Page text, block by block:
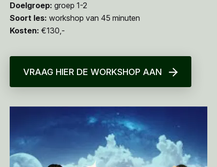
Doelgroep: groep 1-2
Soort les: workshop van 45 minuten
Kosten: €130,-
VRAAG HIER DE WORKSHOP AAN